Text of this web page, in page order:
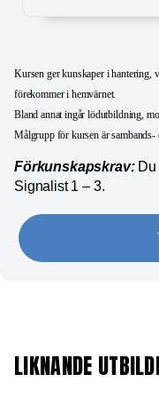
Kursen ger kunskaper i hantering,
förekommer i hemvärnet.
Bland annat ingår lödutbildning,
Målgrupp för kursen är sambands-
Förkunskapskrav:
Signalist 1 – 3.
LIKNANDE